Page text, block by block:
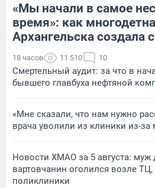
«Мы начали в самое
время»: как
Архангельска создала
18 часов 11 510 10
Смертельный аудит: за что в
бывшего главбуха нефтяной
«Мне сказали, что нам нужно
врача уволили из клиники из-
Новости ХМАО за 5 августа: муж
вартовчанин оголился возле
поликлиники